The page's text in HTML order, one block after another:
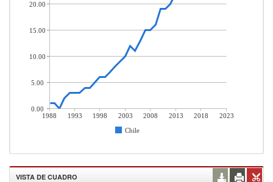
1988 1993 1998 2003 2008 2013 2018
2023
Chile
20.00
15.00
10.00
5.00
0.00
VISTA DE CUADRO